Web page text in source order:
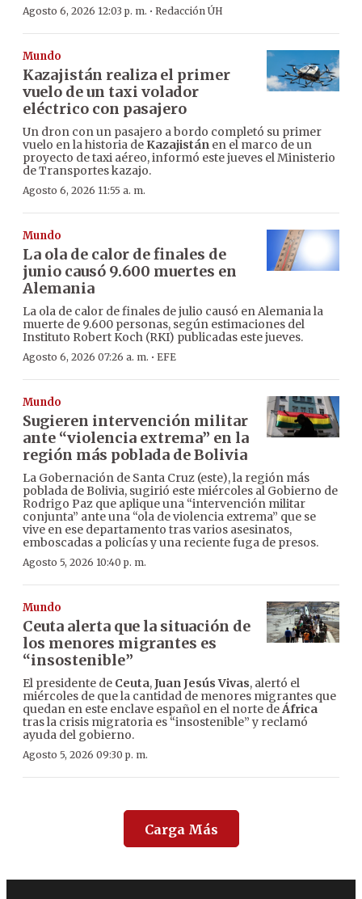
Agosto 6, 2026 12:03 p. m. · Redacción ÚH
Mundo
Kazajistán realiza el primer
vuelo de un taxi volador
eléctrico con pasajero
Un dron con un pasajero a bordo completó su primer
vuelo en la historia de Kazajistán en el marco de un
proyecto de taxi aéreo, informó este jueves el Ministerio
de Transportes kazajo.
Agosto 6, 2026 11:55 a. m.
Mundo
La ola de calor de finales de
junio causó 9.600 muertes en
Alemania
La ola de calor de finales de julio causó en Alemania la
muerte de 9.600 personas, según estimaciones del
Instituto Robert Koch (RKI) publicadas este jueves.
Agosto 6, 2026 07:26 a. m. · EFE
Mundo
Sugieren intervención militar
ante “violencia extrema” en la
región más poblada de Bolivia
La Gobernación de Santa Cruz (este), la región más
poblada de Bolivia, sugirió este miércoles al Gobierno de
Rodrigo Paz que aplique una “intervención militar
conjunta” ante una “ola de violencia extrema” que se
vive en ese departamento tras varios asesinatos,
emboscadas a policías y una reciente fuga de presos.
Agosto 5, 2026 10:40 p. m.
Mundo
Ceuta alerta que la situación de
los menores migrantes es
“insostenible”
El presidente de Ceuta,Juan Jesús Vivas, alertó el
miércoles de que la cantidad de menores migrantes que
quedan en este enclave español en el norte deÁfrica
tras la crisis migratoria es “insostenible” y reclamó
ayuda del gobierno.
Agosto 5, 2026 09:30 p. m.
Carga Más